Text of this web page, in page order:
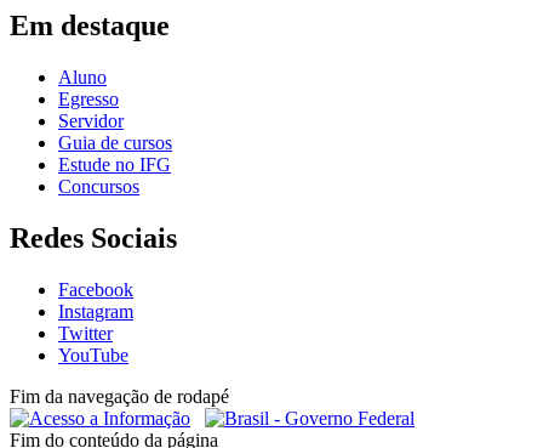
Em destaque
Aluno
Egresso
Servidor
Guia de cursos
Estude no IFG
Concursos
Redes Sociais
Facebook
Instagram
Twitter
YouTube
Fim da navegação de rodapé
Fim do conteúdo da página